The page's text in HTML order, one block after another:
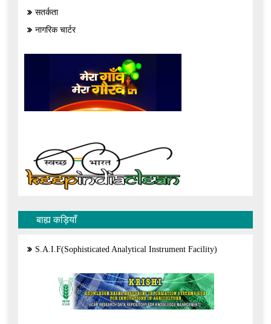
सतर्कता
नागरिक चार्टर
बाह्य कड़ियाँ
S.A.I.F(Sophisticated Analytical Instrument Facility)